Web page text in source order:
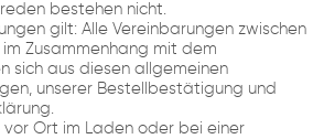
bestehen nicht.
gilt: Alle Vereinbarungen zwischen
Zusammenhang mit dem
sich aus diesen allgemeinen
unserer Bestellbestätigung und
vor Ort im Laden oder bei einer